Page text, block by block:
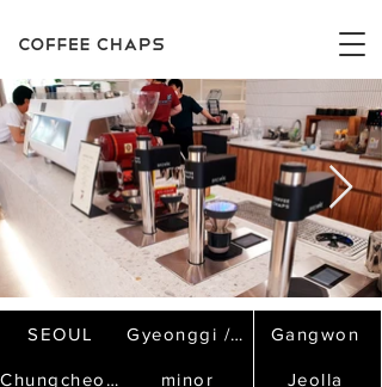
SEOUL Gyeonggi / Incheon
Chungcheong minor
Gangwon
Jeolla